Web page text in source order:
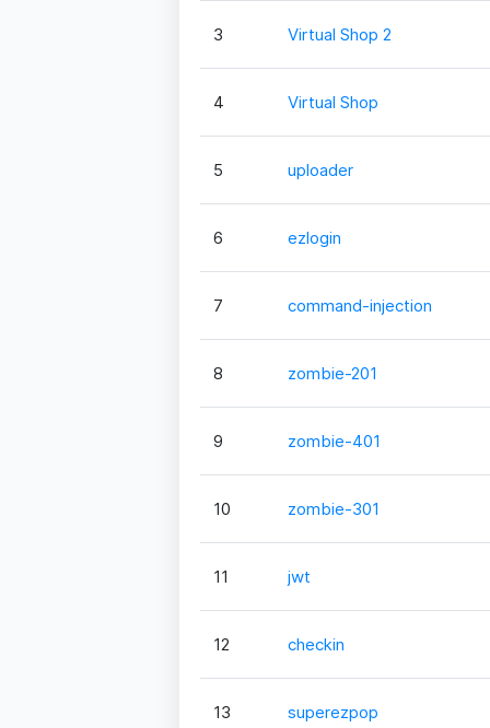
3 Virtual Shop 2
4 Virtual Shop
5 uploader
6 ezlogin
7 command-injection
8 zombie-201
9 zombie-401
10 zombie-301
11 jwt
12 checkin
13 superezpop